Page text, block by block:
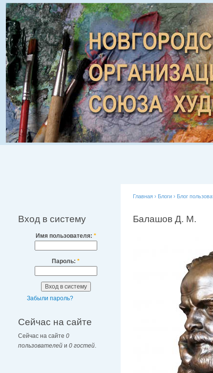
Вход в систему
Имя пользователя: *
Пароль: *
Забыли пароль?
Сейчас на сайте
Сейчас на сайте 0
пользователей и 0 гостей
Главная › Блоги › Блог
Балашов Д. М.